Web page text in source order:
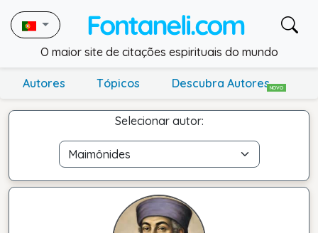
O maior site de citações espirituais do mundo
Autores Tópicos Descubra AutoresNOVO
Selecionar autor: